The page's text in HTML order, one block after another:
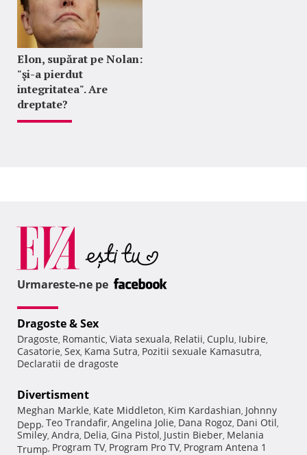
Elon, supărat pe Nolan:
"şi-a pierdut
integritatea". Are
dreptate?
Urmareste-ne pe
Dragoste & Sex
Dragoste, Romantic, Viata sexuala, Relatii, Cuplu, Iubire,
Casatorie, Sex, Kama Sutra, Pozitii sexuale Kamasutra,
Declaratii de dragoste
Divertisment
Meghan Markle, Kate Middleton, Kim Kardashian, Johnny
Depp, Teo Trandafir, Angelina Jolie, Dana Rogoz, Dani Otil,
Smiley, Andra, Delia, Gina Pistol, Justin Bieber, Melania
Trump, Program TV, Program Pro TV, Program Antena 1